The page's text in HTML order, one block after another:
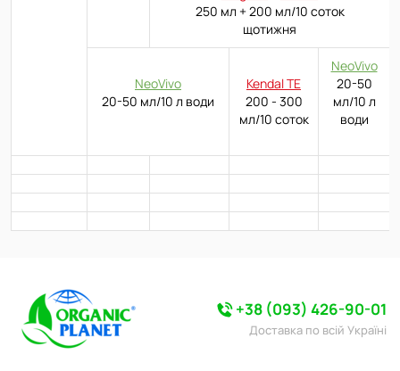
250 мл + 200 мл/10 соток
щотижня
NeoVivo
20-50 мл/10 л води
Kendal TE
200 - 300
мл/10 соток
NeoVivo
20-50
мл/10 л
води
+38 (093) 426-90-01
Доставка по всій Україні